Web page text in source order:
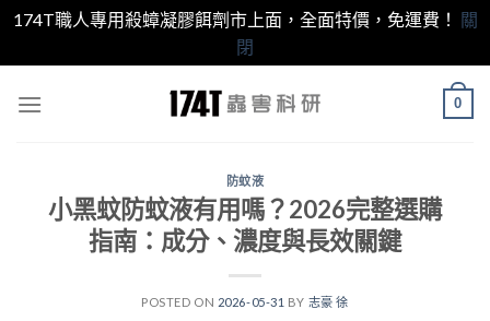
174T職人專用殺蟑凝膠餌劑市上面，全面特價，免運費！ 關
閉
0
防蚊液
小黑蚊防蚊液有用嗎？2026完整選購
指南：成分、濃度與長效關鍵
POSTED ON 2026-05-31 BY 志豪 徐